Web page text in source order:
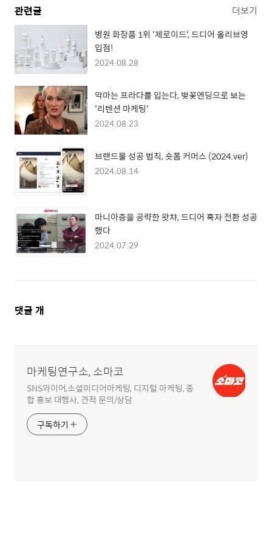
관련글 더보기
병원 화장품 1위 '제로이드', 드디어 올리브영
입점!
2024.08.28
악마는 프라다를 입는다, 벚꽃엔딩으로 보는
'리텐션 마케팅 '
2024.08.23
브랜드몰 성공 법칙, 숏폼 커머스 (2024.ver)
2024.08.14
마니아층을 공략한 왓챠, 드디어 흑자 전환 성공
했다
2024.07.29
댓
댓글 개
마케팅연구소, 소마코
SNS와이어,소셜미디어마케팅, 디지털 마케팅, 종
합 홍보 대행사, 견적 문의/상담
구독하기